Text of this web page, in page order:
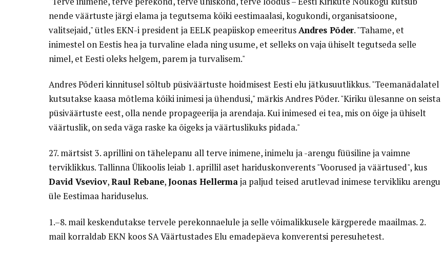
nende väärtuste järgi elama ja tegutsema kõiki eestimaalasi, kogukondi, organisatsioone,
valitsejaid," ütles EKN-i president ja EELK peapiiskop emeeritusAndres Põder. "Tahame, et
inimestel on Eestis hea ja turvaline elada ning usume, et selleks on vaja ühiselt tegutseda selle
nimel, et Eesti oleks helgem, parem ja turvalisem."
Andres Põderi kinnitusel sõltub püsiväärtuste hoidmisest Eesti elu jätkusuutlikkus. "Teemanädalatel
kutsutakse kaasa mõtlema kõiki inimesi ja ühendusi," märkis Andres Põder. "Kiriku ülesanne on seista
püsiväärtuste eest, olla nende propageerija ja arendaja. Kui inimesed ei tea, mis on õige ja ühiselt
väärtuslik, on seda väga raske ka õigeks ja väärtuslikuks pidada."
27. märtsist 3. aprillini on tähelepanu all terve inimene, inimelu ja -arengu füüsiline ja vaimne
terviklikkus. Tallinna Ülikoolis leiab 1. aprillil aset hariduskonverents "Voorused ja väärtused", kus
David Vseviov,Raul Rebane,Joonas Hellermaja paljud teised arutlevad inimese tervikliku arengu
üle Eestimaa hariduselus.
1.–8. mail keskendutakse tervele perekonnaelule ja selle võimalikkusele kärgperede maailmas. 2.
mail korraldab EKN koos SA Väärtustades Elu emadepäeva konverentsi peresuhetest.